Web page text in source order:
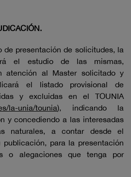
de presentación de solicitudes, la
el estudio de las mismas,
atención al Master solicitado y
el listado provisional de
y excluidas en el TOUNIA
la-unia/tounia), indicando la
y concediendo a las interesadas
naturales, a contar desde el
para la presentación
o alegaciones que tenga por